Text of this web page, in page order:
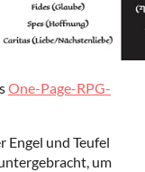
One-Page-RPG-
Engel und Teufel
um